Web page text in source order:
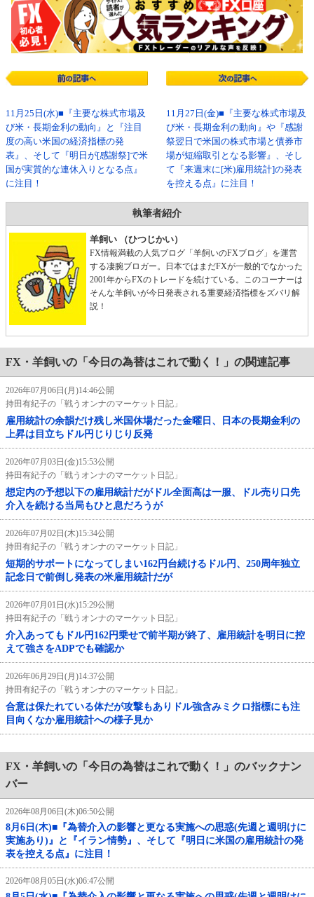
11月25日(水)■『主要な株式市場及
び米・長期金利の動向』と『注目
度の高い米国の経済指標の発
表』、そして『明日が[感謝祭]で米
国が実質的な連休入りとなる点』
に注目！
11月27日(金)■『主要な株式市場及
び米・長期金利の動向』や『感謝
祭翌日で米国の株式市場と債券市
場が短縮取引となる影響』、そし
て『来週末に[米)雇用統計]の発表
を控える点』に注目！
執筆者紹介
羊飼い （ひつじかい）
FX情報満載の人気ブログ「羊飼いのFXブログ」を運営
する凄腕ブロガー。日本ではまだFXが一般的でなかった
2001年からFXのトレードを続けている。このコーナーは
そんな羊飼いが今日発表される重要経済指標をズバリ解
説！
FX・羊飼いの「今日の為替はこれで動く！」の関連記事
2026年07月06日(月)14:46公開
持田有紀子の「戦うオンナのマーケット日記」
雇用統計の余韻だけ残し米国休場だった金曜日、日本の長期金利の
上昇は目立ちドル円じりじり反発
2026年07月03日(金)15:53公開
持田有紀子の「戦うオンナのマーケット日記」
想定内の予想以下の雇用統計だがドル全面高は一服、ドル売り口先
介入を続ける当局もひと息だろうが
2026年07月02日(木)15:34公開
持田有紀子の「戦うオンナのマーケット日記」
短期的サポートになってしまい162円台続けるドル円、250周年独立
記念日で前倒し発表の米雇用統計だが
2026年07月01日(水)15:29公開
持田有紀子の「戦うオンナのマーケット日記」
介入あってもドル円162円乗せで前半期が終了、雇用統計を明日に控
えて強さをADPでも確認か
2026年06月29日(月)14:37公開
持田有紀子の「戦うオンナのマーケット日記」
合意は保たれている体だが攻撃もありドル強含みミクロ指標にも注
目向くなか雇用統計への様子見か
FX・羊飼いの「今日の為替はこれで動く！」のバックナン
バー
2026年08月06日(木)06:50公開
8月6日(木)■『為替介入の影響と更なる実施への思惑(先週と週明けに
実施あり)』と『イラン情勢』、そして『明日に米国の雇用統計の発
表を控える点』に注目！
2026年08月05日(水)06:47公開